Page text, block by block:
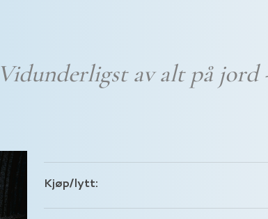
Vidunderligst av alt på jord
Kjøp/lytt: